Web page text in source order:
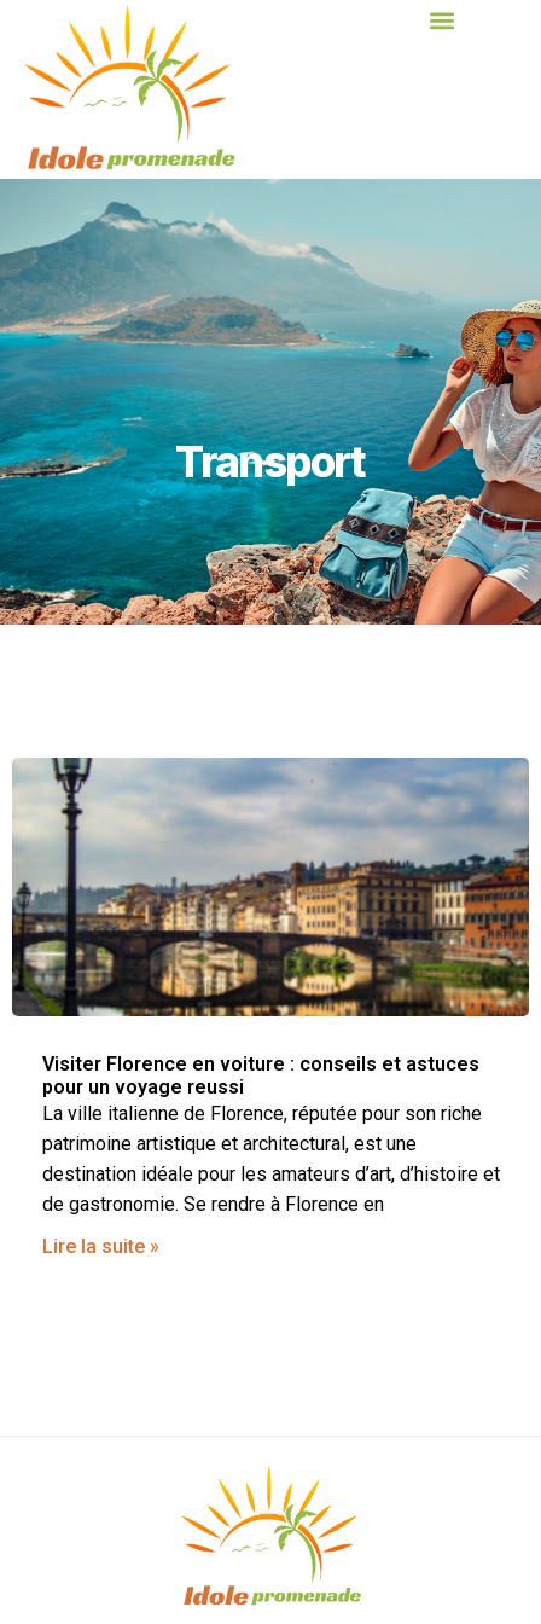
Transport
Visiter Florence en voiture : conseils et astuces
pour un voyage reussi
La ville italienne de Florence, réputée pour son riche
patrimoine artistique et architectural, est une
destination idéale pour les amateurs d’art, d’histoire et
de gastronomie. Se rendre à Florence en
Lire la suite »